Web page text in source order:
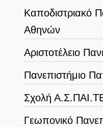
Καποδιστριακό
Αθηνών
Αριστοτέλειο
Πανεπιστήμιο
Σχολή
Γεωπονικό